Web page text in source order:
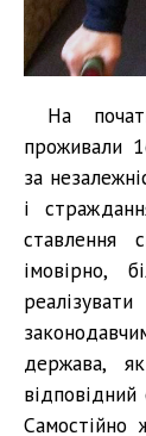
На
проживали
за
і
ставлення
імовірно,
держава,
Самостійно